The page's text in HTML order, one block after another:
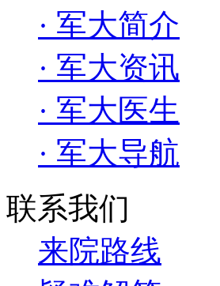
· 军大简介
· 军大资讯
· 军大医生
· 军大导航
联系我们
来院路线